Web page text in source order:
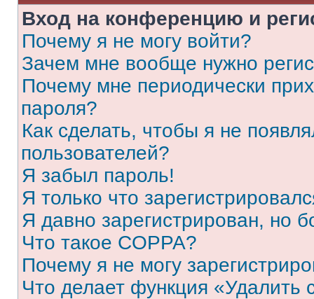
Вход на конференцию и
Почему я не могу войти?
Зачем мне вообще нужно
Почему мне периодически
пароля?
Как сделать, чтобы я не
пользователей?
Я забыл пароль!
Я только что
Я давно зарегистрирован, но
Что такое COPPA?
Почему я не могу
Что делает функция «Удалить